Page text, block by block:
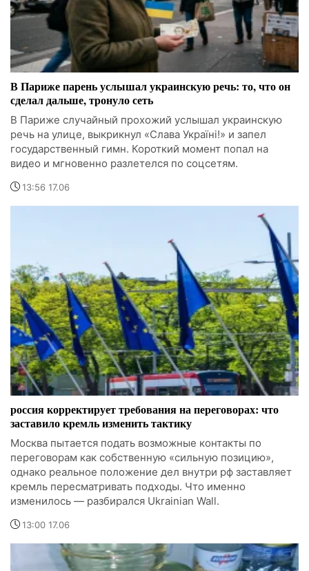
В Париже парень услышал украинскую речь: то, что он
сделал дальше, тронуло сеть
В Париже случайный прохожий услышал украинскую
речь на улице, выкрикнул «Слава Україні!» и запел
государственный гимн. Короткий момент попал на
видео и мгновенно разлетелся по соцсетям.
13:56 17.06
россия корректирует требования на переговорах: что
заставило кремль изменить тактику
Москва пытается подать возможные контакты по
переговорам как собственную «сильную позицию»,
однако реальное положение дел внутри рф заставляет
кремль пересматривать подходы. Что именно
изменилось — разбирался Ukrainian Wall.
13:00 17.06